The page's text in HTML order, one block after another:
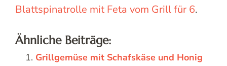
Blattspinatrolle mit Feta vom Grill für 6.
Ähnliche Beiträge:
Grillgemüse mit Schafskäse und Honig